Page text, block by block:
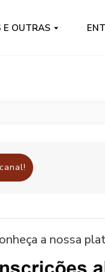
E OUTRAS
a nossa